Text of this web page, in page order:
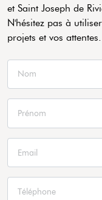
et Saint Joseph de
N'hésitez pas à
projets et vos attentes.